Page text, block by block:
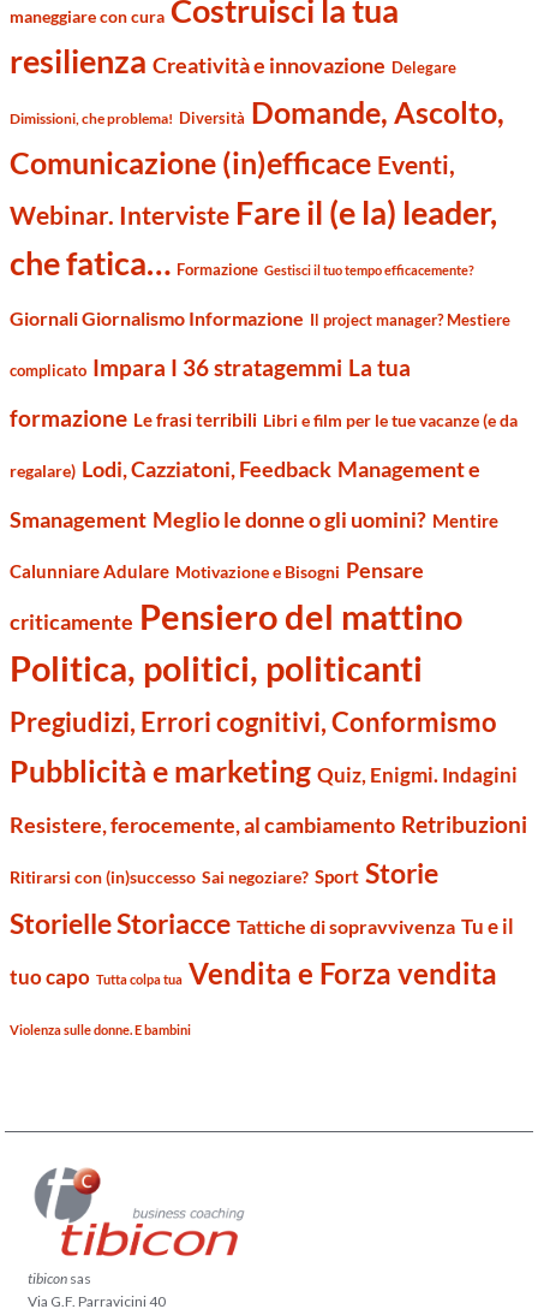
maneggiare con cura Costruisci la tua
resilienza Creatività e innovazione Delegare
Dimissioni, che problema! Diversità Domande, Ascolto,
Comunicazione (in)efficace Eventi,
Webinar. Interviste Fare il (e la) leader,
che fatica… Formazione Gestisci il tuo tempo efficacemente?
Giornali Giornalismo Informazione Il project manager? Mestiere
complicato Impara I 36 stratagemmi La tua
formazione Le frasi terribili Libri e film per le tue vacanze (e da
regalare) Lodi, Cazziatoni, Feedback Management e
Smanagement Meglio le donne o gli uomini? Mentire
Calunniare Adulare Motivazione e Bisogni Pensare
criticamente Pensiero del mattino
Politica, politici, politicanti
Pregiudizi, Errori cognitivi, Conformismo
Pubblicità e marketing Quiz, Enigmi. Indagini
Resistere, ferocemente, al cambiamento Retribuzioni
Ritirarsi con (in)successo Sai negoziare? Sport Storie
Storielle Storiacce Tattiche di sopravvivenza Tu e il
tuo capo Tutta colpa tua Vendita e Forza vendita
Violenza sulle donne. E bambini
tibicon sas
Via G.F. Parravicini 40